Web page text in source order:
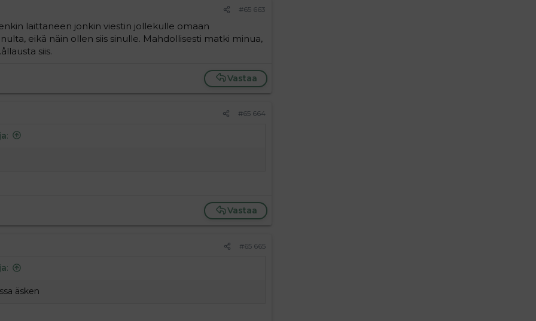
#65 663
laittaneen jonkin viestin jollekulle omaan
eikä näin ollen siis sinulle. Mahdollisesti matki minua,
siis.
Vastaa
#65 664
:
Vastaa
#65 665
:
äsken